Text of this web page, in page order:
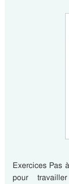
Exercices Pas
pour